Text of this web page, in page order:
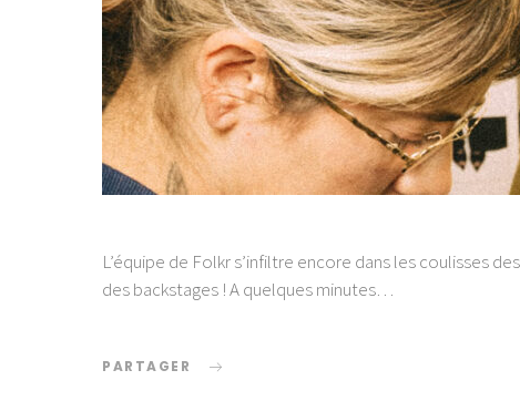
L’équipe de Folkr s’infiltre encore dans les coulisses
des backstages ! A quelques minutes…
PARTAGER